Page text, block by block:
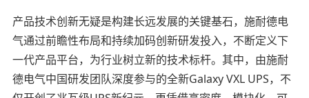
产品技术创新无疑是构建长远发展的关键基石，施耐德电
气通过前瞻性布局和持续加码创新研发投入，不断定义下
一代产品平台，为行业树立新的技术标杆。其中，由施耐
德电气中国研发团队深度参与的全新Galaxy VXL UPS，不